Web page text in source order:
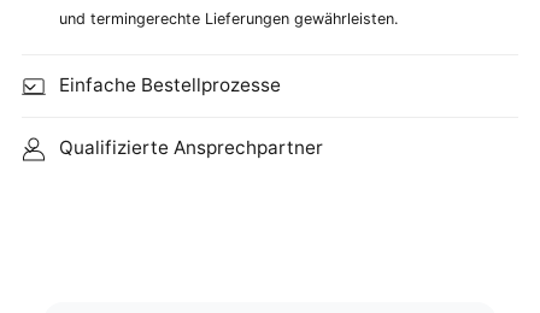
und termingerechte Lieferungen gewährleisten.
Einfache Bestellprozesse
Qualifizierte Ansprechpartner